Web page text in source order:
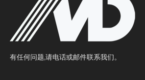
有任何问题,请电话或邮件联系我们。